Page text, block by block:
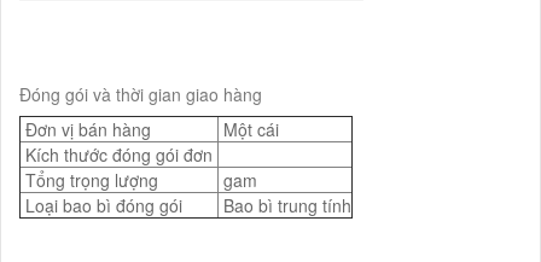
Đóng gói và thời gian giao hàng
Đơn vị bán hàng
Một cái
Kích thước đóng gói đơn
Tổng trọng lượng
gam
Loại bao bì đóng gói
Bao bì trung tính